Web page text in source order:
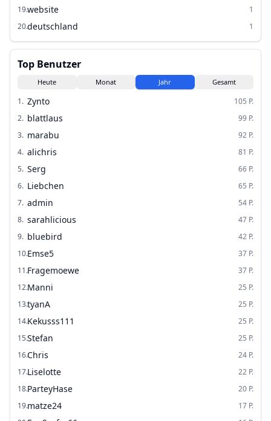
19.website
1
20.deutschland 1
Top Benutzer
Heute Monat Jahr Gesamt
1. Zynto 105 P.
2. blattlaus 99 P.
3. marabu 92 P.
4. alichris 81 P.
5. Serg 66 P.
6. Liebchen 65 P.
7. admin 54 P.
8. sarahlicious 47 P.
9. bluebird 42 P.
10.Emse5 37 P.
11.Fragemoewe 37 P.
12.Manni 25 P.
13.tyanA 25 P.
14.Kekusss111 25 P.
15.Stefan 25 P.
16.Chris 24 P.
17.Liselotte 22 P.
18.ParteyHase 20 P.
19.matze24 17 P.